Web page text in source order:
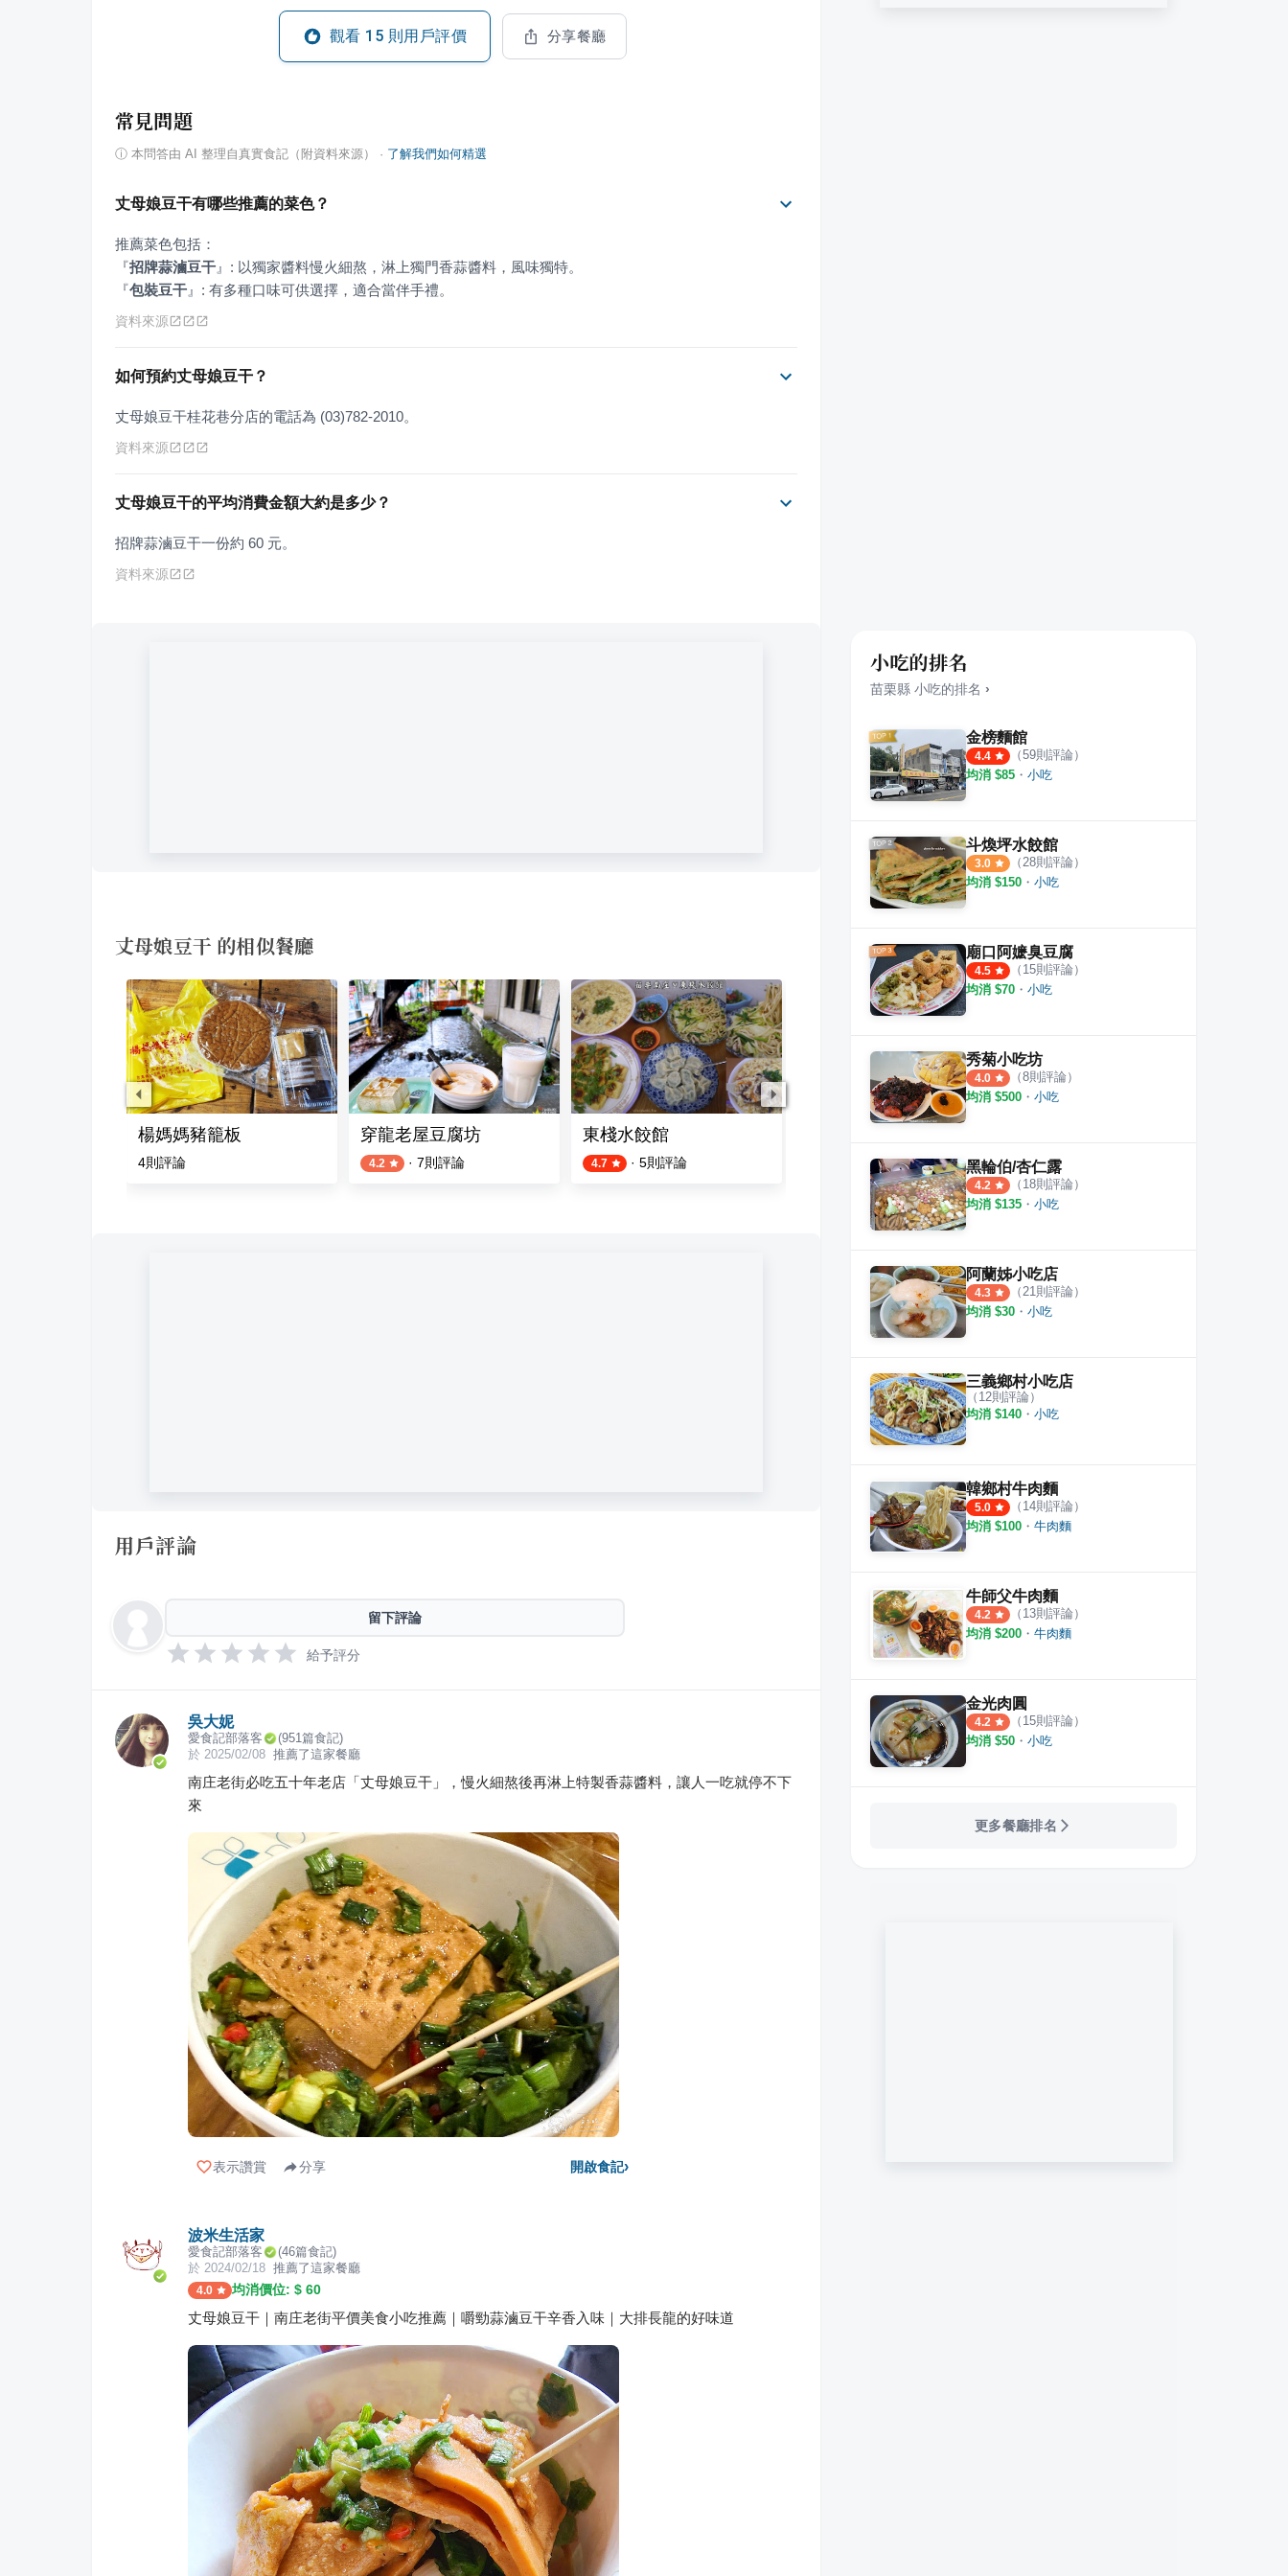
觀看 15 則用戶評價 分享餐廳
常見問題
ⓘ 本問答由 AI 整理自真實食記（附資料來源） · 了解我們如何精選
丈母娘豆干有哪些推薦的菜色？
『招牌蒜滷豆干 』
『包裝豆干 』 : 有多種口味可供選擇，適合當伴手禮。
資料來源
如何預約丈母娘豆干？
丈母娘豆干桂花巷分店的電話為 (03)782-2010。
資料來源
丈母娘豆干的平均消費金額大約是多少？
招牌蒜滷豆干一份約 60 元。
資料來源
丈母娘豆干 的相似餐廳
楊媽媽豬籠板
4則評論
穿龍老屋豆腐坊
4.2 · 7則評論
東棧水餃館
4.7 · 5則評論 則評論 4.3
用戶評論
留下評論
給予評分
吳大妮
愛食記部落客 (951 篇食記)
於 2025/02/08 推薦了這家餐廳
南庄老街必吃五十年老店「丈母娘豆干」，慢火細熬後再淋上特製香蒜醬料，讓人一吃就停不下
來
表示讚賞 分享 開啟食記›
波米生活家
愛食記部落客 (46篇食記)
於 2024/02/18 推薦了這家餐廳
4.0 均消價位: $ 60
丈母娘豆干｜南庄老街平價美食小吃推薦｜嚼勁蒜滷豆干辛香入味｜大排長龍的好味道
小吃的排名
苗栗縣 小吃的排名 ›
金榜麵館
4.4 （59則評論）
均消 $85 ・ 小吃
斗煥坪水餃館
3.0 （28則評論）
均消 $150 ・ 小吃
廟口阿嬷臭豆腐
4.5 （ 15則評論）
均消 $70 ・ 小吃
秀菊小吃坊
4.0 （8則評論）
均消 $500 ・ 小吃
黑輪伯/杏仁露
4.2 （ 18則評論）
均消 $135 ・ 小吃
阿蘭姊小吃店
4.3 （21則評論）
均消 $30 ・ 小吃
三義鄉村小吃店
（ 12則評論）
均消 $140 ・ 小吃
韓鄉村牛肉麵
5.0 （ 14則評論）
均消 $100 ・ 牛肉麵
牛師父牛肉麵
4.2 （ 13則評論）
均消 $200 ・ 牛肉麵
金光肉圓
4.2 （ 15則評論）
均消 $50 ・ 小吃
更多餐廳排名